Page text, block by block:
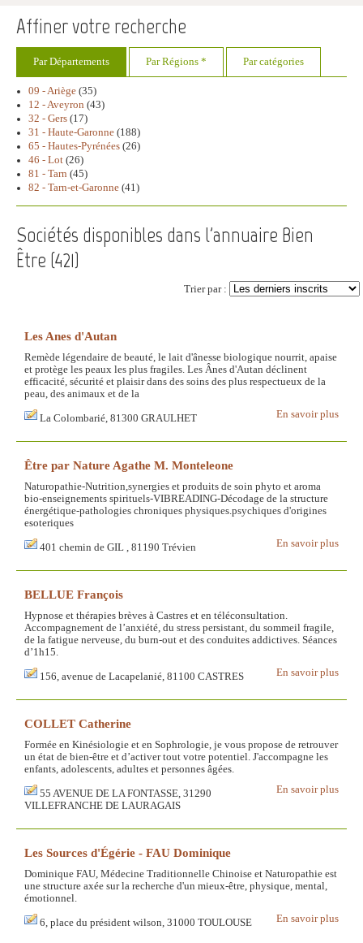
Affiner votre recherche
Par Départements Par Régions * Par catégories
09 - Ariège (35)
12 - Aveyron (43)
32 - Gers (17)
31 - Haute-Garonne (188)
65 - Hautes-Pyrénées (26)
46 - Lot (26)
81 - Tarn (45)
82 - Tarn-et-Garonne (41)
Sociétés disponibles dans l'annuaire Bien
Être (421)
Trier par :
Les Anes d'Autan
Remède légendaire de beauté, le lait d'ânesse biologique nourrit, apaise
et protège les peaux les plus fragiles. Les Ânes d'Autan déclinent
efficacité, sécurité et plaisir dans des soins des plus respectueux de la
peau, des animaux et de la
En savoir plus
La Colombarié, 81300 GRAULHET
Être par Nature Agathe M. Monteleone
Naturopathie-Nutrition,synergies et produits de soin phyto et aroma
bio-enseignements spirituels-VIBREADING-Décodage de la structure
énergétique-pathologies chroniques physiques.psychiques d'origines
esoteriques
En savoir plus
401 chemin de GIL , 81190 Trévien
BELLUE François
Hypnose et thérapies brèves à Castres et en téléconsultation.
Accompagnement de l’anxiété, du stress persistant, du sommeil fragile,
de la fatigue nerveuse, du burn-out et des conduites addictives. Séances
d’1h15.
En savoir plus
156, avenue de Lacapelanié, 81100 CASTRES
COLLET Catherine
Formée en Kinésiologie et en Sophrologie, je vous propose de retrouver
un état de bien-être et d’activer tout votre potentiel. J'accompagne les
enfants, adolescents, adultes et personnes âgées.
En savoir plus
55 AVENUE DE LA FONTASSE, 31290
VILLEFRANCHE DE LAURAGAIS
Les Sources d'Égérie - FAU Dominique
Dominique FAU, Médecine Traditionnelle Chinoise et Naturopathie est
une structure axée sur la recherche d'un mieux-être, physique, mental,
émotionnel.
En savoir plus
6, place du président wilson, 31000 TOULOUSE